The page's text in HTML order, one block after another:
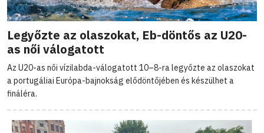
Legyőzte az olaszokat, Eb-döntős az U20-
as női válogatott
Az U20-as női vízilabda-válogatott 10–8-ra legyőzte az olaszokat
a portugáliai Európa-bajnokság elődöntőjében és készülhet a
fináléra.